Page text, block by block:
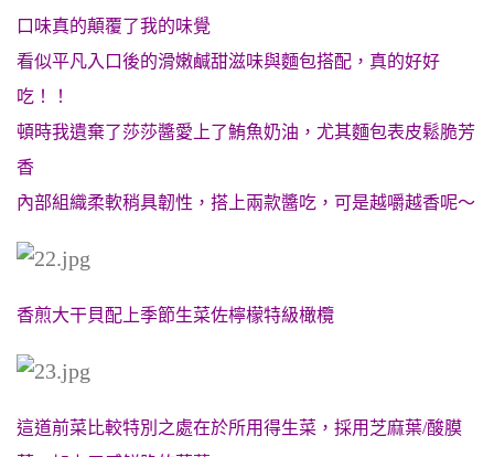
口味真的顛覆了我的味覺
看似平凡入口後的滑嫩鹹甜滋味與麵包搭配，真的好好
吃！！
頓時我遺棄了莎莎醬愛上了鮪魚奶油，尤其麵包表皮鬆脆芳
香
內部組織柔軟稍具韌性，搭上兩款醬吃，可是越嚼越香呢～
香煎大干貝配上季節生菜佐檸檬特級橄欖
這道前菜比較特別之處在於所用得生菜，採用芝麻葉/酸膜